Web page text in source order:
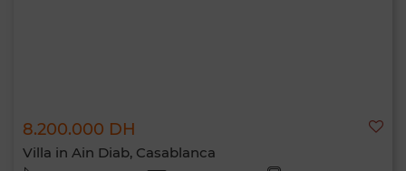
8.200.000 DH
Villa in Ain Diab, Casablanca